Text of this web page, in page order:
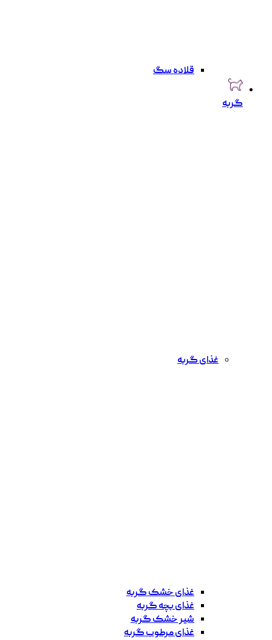
قلاده سگ
گربه
غذای گربه
غذای خشک گربه
غذای بچه گربه
شیر خشک گربه
غذای مرطوب گربه